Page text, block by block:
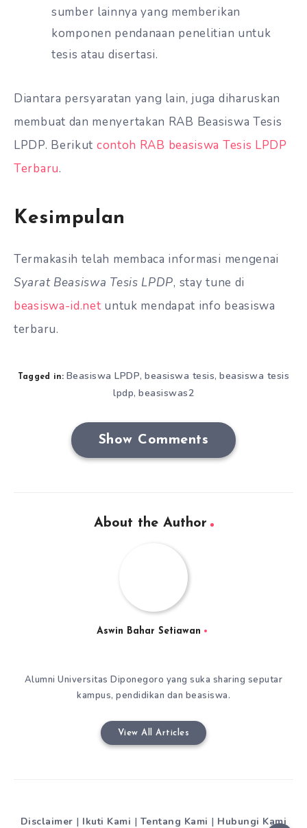
sumber lainnya yang memberikan
komponen pendanaan penelitian untuk
tesis atau disertasi.
Diantara persyaratan yang lain, juga diharuskan
membuat dan menyertakan RAB Beasiswa Tesis
LPDP. Berikut contoh RAB beasiswa Tesis LPDP
Terbaru.
Kesimpulan
Termakasih telah membaca informasi mengenai
Syarat Beasiswa Tesis LPDP, stay tune di
beasiswa-id.net untuk mendapat info beasiswa
terbaru.
Tagged in: Beasiswa LPDP,beasiswa tesis,beasiswa tesis
lpdp, beasiswas2
Show Comments
About the Author
Aswin Bahar Setiawan
Alumni Universitas Diponegoro yang suka sharing seputar
kampus, pendidikan dan beasiswa.
View All Articles
Disclaimer | Ikuti Kami | Tentang Kami | Hubungi Kami